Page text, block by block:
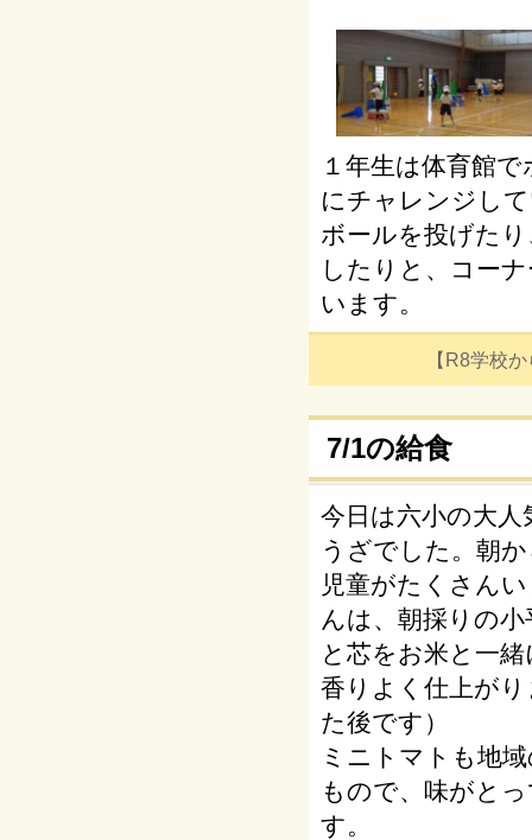
１年生は体育館
にチャレンジし
ボールを投げた
したりと、コー
います。
【R8学校
7/1の給食
今日は六小の大
うざでした。朝
児童がたくさん
んは、朝採りの
と芯をお米と一
香りよく仕上が
た後です）
ミニトマトも地
もので、味がと
す。